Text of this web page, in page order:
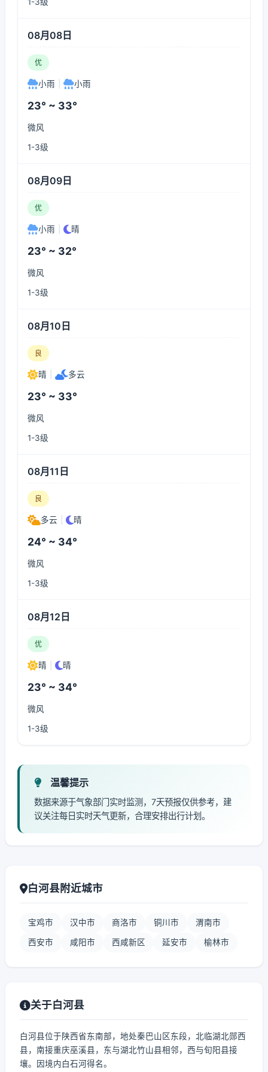
08月08日
优
小雨 小雨
23° ~ 33°
微风
1-3级
08月09日
优
小雨 晴
23° ~ 32°
微风
1-3级
08月10日
良
晴 多云
23° ~ 33°
微风
1-3级
08月11日
良
多云 晴
24° ~ 34°
微风
1-3级
08月12日
优
晴 晴
23° ~ 34°
微风
1-3级
温馨提示
数据来源于气象部门实时监测，7天预报仅供参考，建
议关注每日实时天气更新，合理安排出行计划。
白河县附近城市
宝鸡市 汉中市 商洛市 铜川市 渭南市
西安市 咸阳市 西咸新区 延安市 榆林市
关于白河县
白河县位于陕西省东南部，地处秦巴山区东段，北临湖北郧西
县，南接重庆巫溪县，东与湖北竹山县相邻，西与旬阳县接
壤。因境内白石河得名。